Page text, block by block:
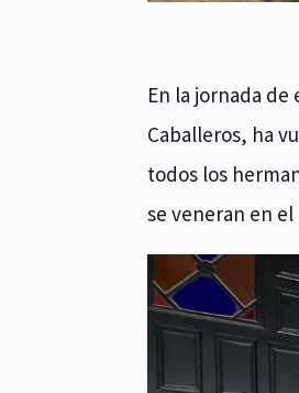
En la jornada de
Caballeros, ha
todos los
se veneran en